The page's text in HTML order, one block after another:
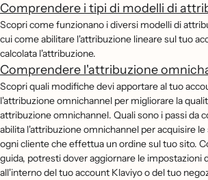
Comprendere i tipi di modelli di
Scopri come funzionano i diversi modelli di
cui come abilitare l'attribuzione lineare sul tuo
calcolata l'attribuzione.
Comprendere l'attribuzione
Scopri quali modifiche devi apportare al tuo
l'attribuzione omnichannel per migliorare la
attribuzione omnichannel. Quali sono i passi da
abilita l'attribuzione omnichannel per acquisire
ogni cliente che effettua un ordine sul tuo sito.
guida, potresti dover aggiornare le impostazioni
all'interno del tuo account Klaviyo o del tuo